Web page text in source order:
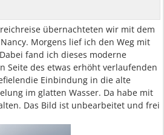
übernachteten wir mit dem
Morgens lief ich den Weg mit
fand ich dieses moderne
Seite des etwas erhöht verlaufenden
Einbindung in die alte
im glatten Wasser. Da habe mit
Das Bild ist unbearbeitet und frei